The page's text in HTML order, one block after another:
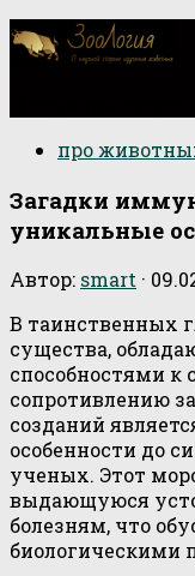
про
Загадки
уникальные
Автор: smart ·
В таинственных
существа,
способностями к
сопротивлению
созданий
особенности до
ученых. Этот
выдающуюся
болезням, что
биологическими